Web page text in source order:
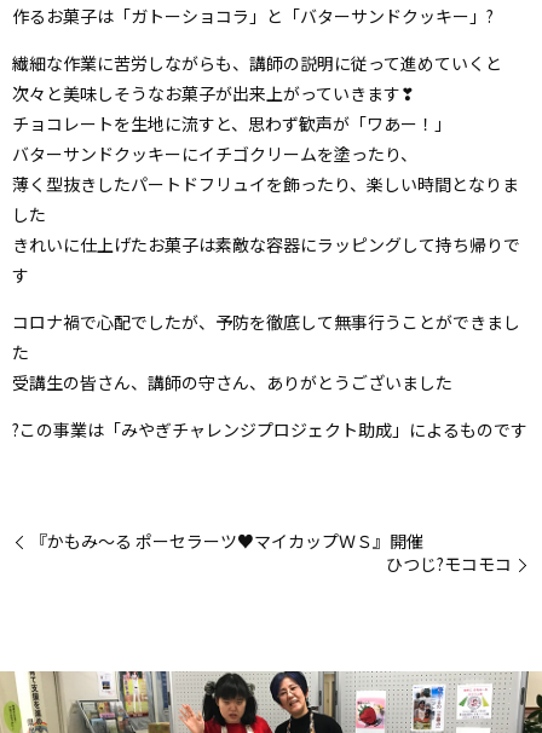
作るお菓子は「ガトーショコラ」と「バターサンドクッキー」?
繊細な作業に苦労しながらも、講師の説明に従って進めていくと
次々と美味しそうなお菓子が出来上がっていきます❣
チョコレートを生地に流すと、思わず歓声が「ワあー！」
バターサンドクッキーにイチゴクリームを塗ったり、
薄く型抜きしたパートドフリュイを飾ったり、楽しい時間となりま
した
きれいに仕上げたお菓子は素敵な容器にラッピングして持ち帰りで
す
コロナ禍で心配でしたが、予防を徹底して無事行うことができまし
た
受講生の皆さん、講師の守さん、ありがとうございました
?この事業は「みやぎチャレンジプロジェクト助成」によるものです
『かもみ～る ポーセラーツ♥マイカップＷＳ』開催
ひつじ?モコモコ